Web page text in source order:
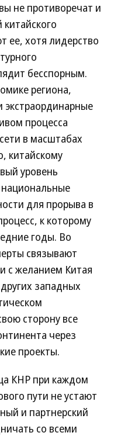
не противоречат и
ее, хотя лидерство
бесспорным.
региона,
экстраординарные
процесса
в масштабах
китайскому
уровень
для прорыва в
к которому
годы. Во
связывают
с желанием Китая
западных
сторону все
через
проекты.
КНР при каждом
пути не устают
и партнерский
со всеми